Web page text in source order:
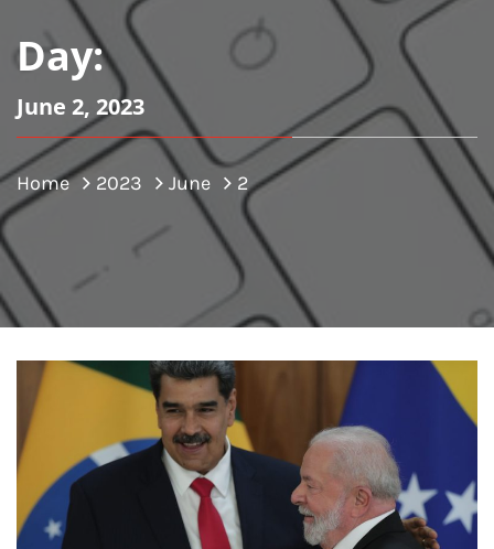
Day:
June 2, 2023
Home 2023 June 2